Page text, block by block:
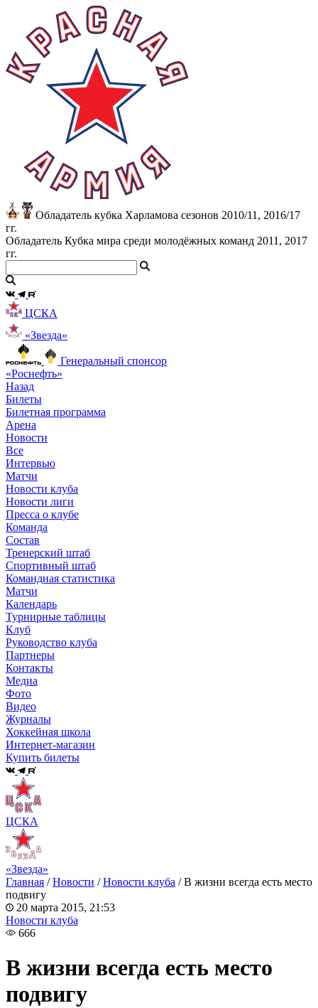
Обладатель кубка Харламова сезонов 2010/11, 2016/17
гг.
Обладатель Кубка мира среди молодёжных команд 2011, 2017
гг.
ЦСКА
«Звезда»
Генеральный спонсор
«Роснефть»
Назад
Билеты
Билетная программа
Арена
Новости
Все
Интервью
Матчи
Новости клуба
Новости лиги
Пресса о клубе
Команда
Состав
Тренерский штаб
Спортивный штаб
Командная статистика
Матчи
Календарь
Турнирные таблицы
Клуб
Руководство клуба
Партнеры
Контакты
Медиа
Фото
Видео
Журналы
Хоккейная школа
Интернет-магазин
Купить билеты
ЦСКА
«Звезда»
Главная /Новости /Новости клуба /В жизни всегда есть место
подвигу
20 марта 2015, 21:53
Новости клуба
666
В жизни всегда есть место
подвигу